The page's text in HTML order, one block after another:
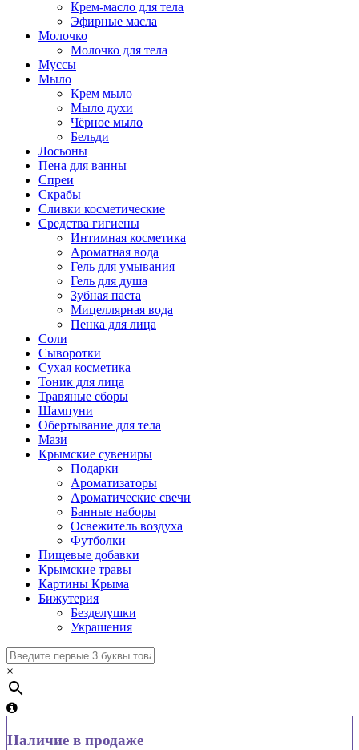
Крем-масло для тела
Эфирные масла
Молочко
Молочко для тела
Муссы
Мыло
Крем мыло
Мыло духи
Чёрное мыло
Бельди
Лосьоны
Пена для ванны
Спреи
Скрабы
Сливки косметические
Средства гигиены
Интимная косметика
Ароматная вода
Гель для умывания
Гель для душа
Зубная паста
Мицеллярная вода
Пенка для лица
Соли
Сыворотки
Сухая косметика
Тоник для лица
Травяные сборы
Шампуни
Обертывание для тела
Мази
Крымские сувениры
Подарки
Ароматизаторы
Ароматические свечи
Банные наборы
Освежитель воздуха
Футболки
Пищевые добавки
Крымские травы
Картины Крыма
Бижутерия
Безделушки
Украшения
×
Наличие в продаже